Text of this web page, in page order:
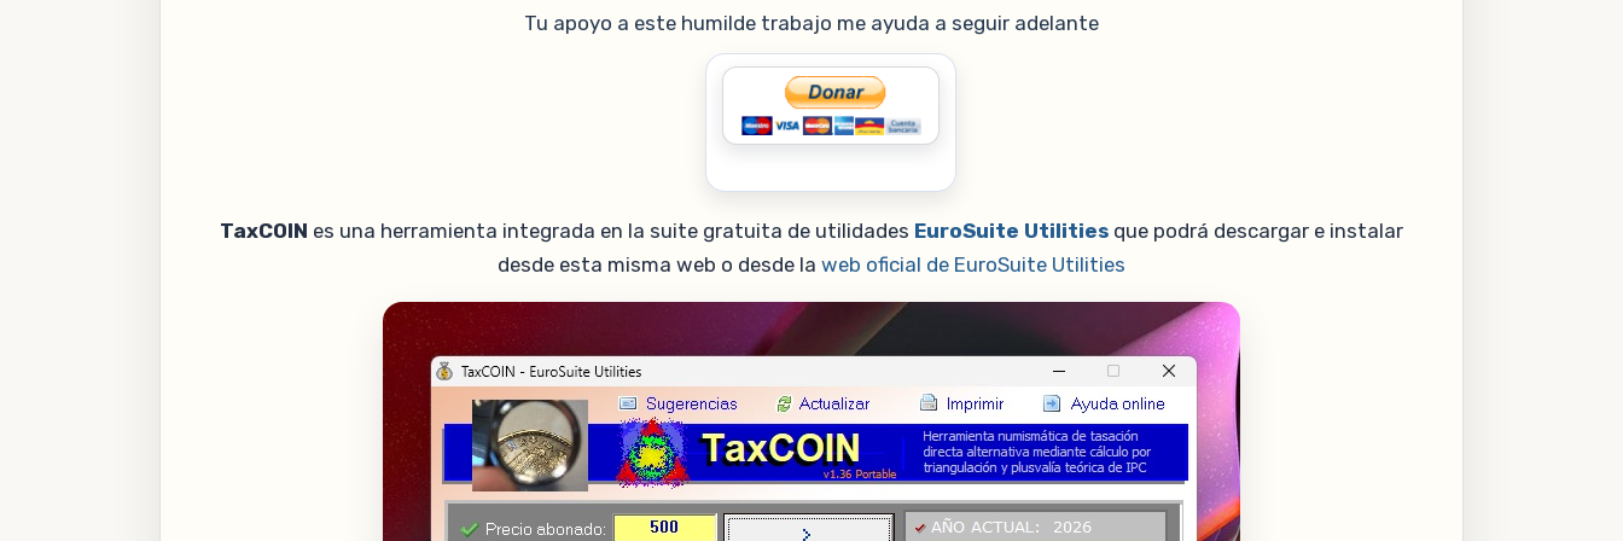
Tu apoyo a este humilde trabajo me ayuda a seguir adelante
TaxCOIN es una herramienta integrada en la suite gratuita de utilidades EuroSuite Utilitiesque podrá descargar e instalar
desde esta misma web o desde la web oficial de EuroSuite Utilities